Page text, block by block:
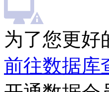
为了您更好
前往数据库